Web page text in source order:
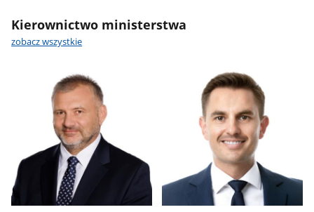
Kierownictwo ministerstwa
zobacz wszystkie